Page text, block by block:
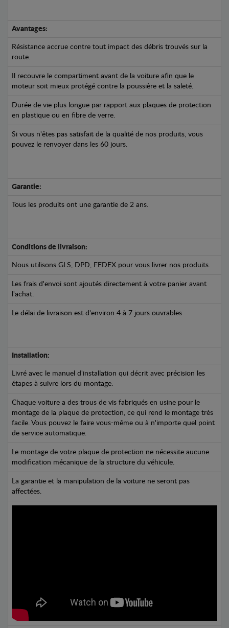
Avantages:
Résistance accrue contre tout impact des débris trouvés sur la
route.
Il recouvre le compartiment avant de la voiture afin que le
moteur soit mieux protégé contre la poussière et la saleté.
Durée de vie plus longue par rapport aux plaques de protection
en plastique ou en fibre de verre.
Si vous n'êtes pas satisfait de la qualité de nos produits, vous
pouvez le renvoyer dans les 60 jours.
Garantie:
Tous les produits ont une garantie de 2 ans.
Conditions de livraison:
Nous utilisons GLS, DPD, FEDEX pour vous livrer nos produits.
Les frais d'envoi sont ajoutés directement à votre panier avant
l'achat.
Le délai de livraison est d'environ 4 à 7 jours ouvrables
Installation:
Livré avec le manuel d'installation qui décrit avec précision les
étapes à suivre lors du montage.
Chaque voiture a des trous de vis fabriqués en usine pour le
montage de la plaque de protection, ce qui rend le montage très
facile. Vous pouvez le faire vous-même ou à n'importe quel point
de service automatique.
Le montage de votre plaque de protection ne nécessite aucune
modification mécanique de la structure du véhicule.
La garantie et la manipulation de la voiture ne seront pas
affectées.